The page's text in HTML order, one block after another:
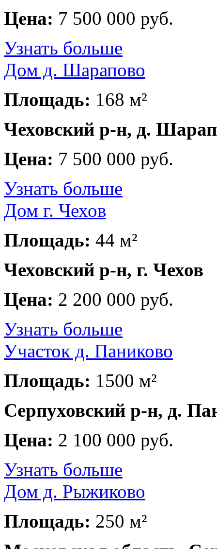
Цена: 7 500 000 руб.
Узнать больше
Дом д. Шарапово
Площадь: 168 м²
Чеховский р-н, д.
Цена: 7 500 000 руб.
Узнать больше
Дом г. Чехов
Площадь: 44 м²
Чеховский р-н, г. Чехов
Цена: 2 200 000 руб.
Узнать больше
Участок д. Паниково
Площадь: 1500 м²
Серпуховский р-н, д.
Цена: 2 100 000 руб.
Узнать больше
Дом д. Рыжиково
Площадь: 250 м²